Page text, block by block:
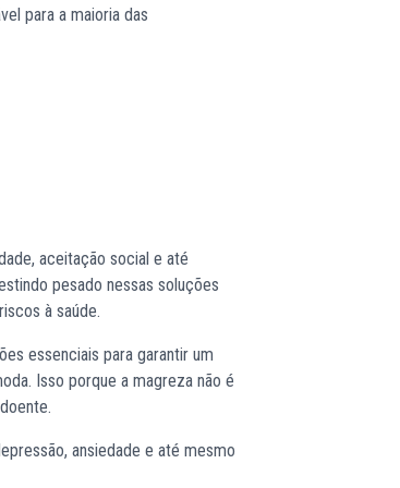
para a maioria das
aceitação social e até
pesado nessas soluções
à saúde.
essenciais para garantir um
Isso porque a magreza não é
ansiedade e até mesmo